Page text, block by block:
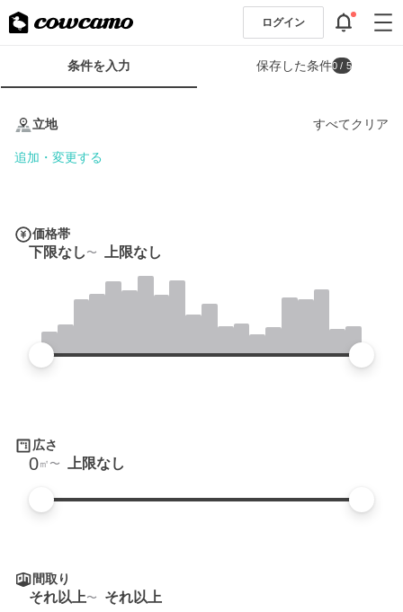
ログイン
条
条件を入力 保存した条件0 / 5
立地 すべてクリア
追加・変更する
価格帯
下限なし 上限なし
広さ
0㎡ 上限なし
間取り
それ以上 それ以上